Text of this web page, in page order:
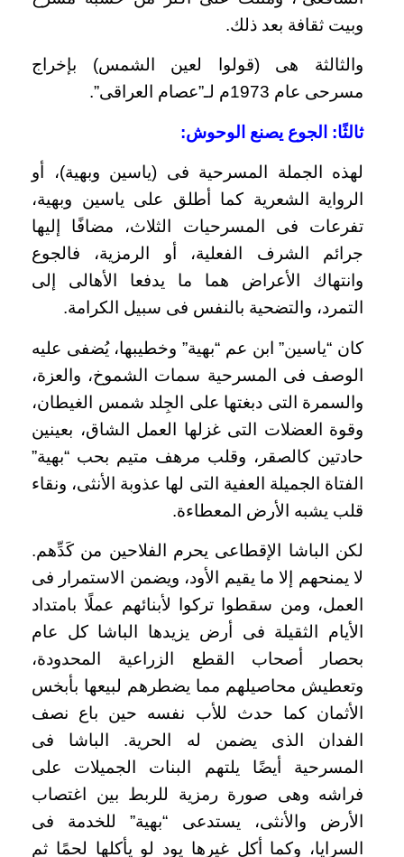
وبيت ثقافة بعد ذلك.
والثالثة هى (قولوا لعين الشمس) بإخراج
مسرحى عام 1973م لـ”عصام العراقى”.
ثالثًا: الجوع يصنع الوحوش:
لهذه الجملة المسرحية فى (ياسين وبهية)، أو
الرواية الشعرية كما أطلق على ياسين وبهية،
تفرعات فى المسرحيات الثلاث، مضافًا إليها
جرائم الشرف الفعلية، أو الرمزية، فالجوع
وانتهاك الأعراض هما ما يدفعا الأهالى إلى
التمرد، والتضحية بالنفس فى سبيل الكرامة.
كان “ياسين” ابن عم “بهية” وخطيبها، يُضفى عليه
الوصف فى المسرحية سمات الشموخ، والعزة،
والسمرة التى دبغتها على الجِلد شمس الغيطان،
وقوة العضلات التى غزلها العمل الشاق، بعينين
حادتين كالصقر، وقلب مرهف متيم بحب “بهية”
الفتاة الجميلة العفية التى لها عذوبة الأنثى، ونقاء
قلب يشبه الأرض المعطاءة.
لكن الباشا الإقطاعى يحرم الفلاحين من كَدِّهم.
لا يمنحهم إلا ما يقيم الأود، ويضمن الاستمرار فى
العمل، ومن سقطوا تركوا لأبنائهم عملًا بامتداد
الأيام الثقيلة فى أرض يزيدها الباشا كل عام
بحصار أصحاب القطع الزراعية المحدودة،
وتعطيش محاصيلهم مما يضطرهم لبيعها بأبخس
الأثمان كما حدث للأب نفسه حين باع نصف
الفدان الذى يضمن له الحرية. الباشا فى
المسرحية أيضًا يلتهم البنات الجميلات على
فراشه وهى صورة رمزية للربط بين اغتصاب
الأرض والأنثى، يستدعى “بهية” للخدمة فى
السرايا، وكما أكل غيرها يود لو يأكلها لحمًا ثم